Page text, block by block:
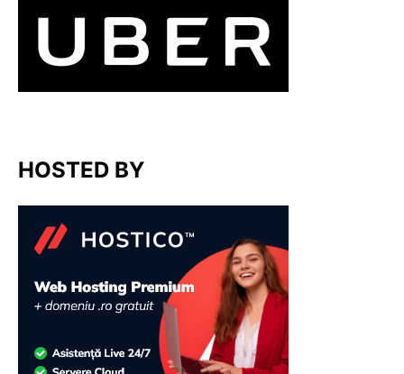
HOSTED BY